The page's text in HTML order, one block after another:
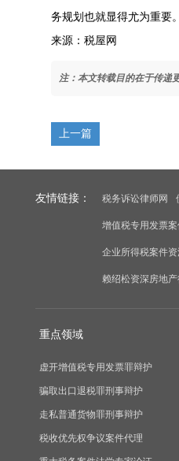
务规划也就显得尤为重要。
来源：税屋网
注：本文转载目的在于传递
上一篇
友情链接： 税务诉讼律师网
增值税专用发票
企业所得税案件
赖绍松资深房地产
重点领域
虚开增值税专用发票罪辩护
骗取出口退税罪刑事辩护
走私普通货物罪刑事辩护
税收优先权争议案件代理